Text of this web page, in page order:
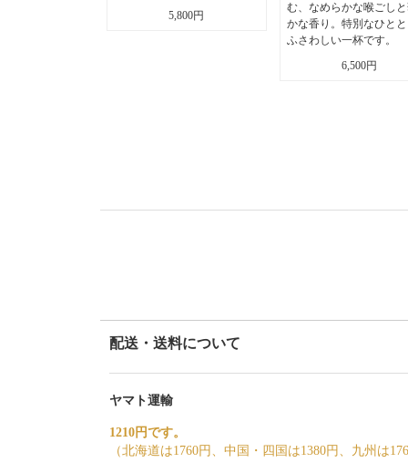
5,800円
む、なめらかな喉ごし
かな香り。特別なひと
ふさわしい一杯です。
6,500円
配送・送料について
ヤマト運輸
1210円です。
（北海道は1760円、中国・四国は1380円、九州は